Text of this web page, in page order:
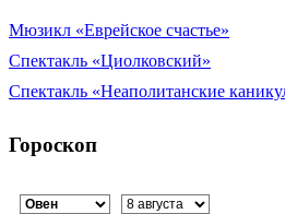
Мюзикл «Еврейское счастье»
Спектакль «Циолковский»
Спектакль «Неаполитанские
Гороскоп